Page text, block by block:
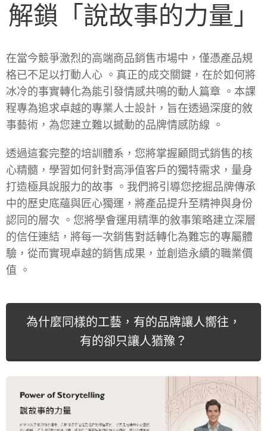
解鎖「說故事的力量」
在當今競爭激烈的高端商品銷售市場中，僅憑產品規
格已不足以打動人心 。真正的成交關鍵，在於如何將
冰冷的事實轉化為能引發情感共鳴的動人篇章 。本課
程專為追求卓越的專業人士設計，旨在透過深度的敘
事藝術，為您建立難以撼動的品牌情感防線 。
透過這套完整的培訓體系，您將掌握顧問式銷售的核
心精髓，學習如何針對高淨值客戶的獨特需求，量身
打造極具說服力的故事 。我們將引導您挖掘品牌傳承
中的歷史底蘊與匠心獨運 ，將產品提升至精神與身份
認同的層次 。您將學會運用精準的敘事策略建立深層
的信任連結 ，將每一次銷售對話轉化為難忘的專屬體
驗，從而實現卓越的銷售成果，並創造永續的職業價
值 。
為什麼同樣的工藝，有的品牌讓人嚮往，
有的卻只讓人猶豫？